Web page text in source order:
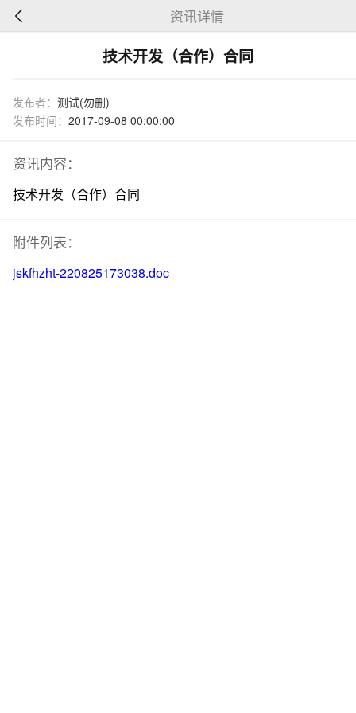
资讯详情
技术开发（合作）合同
发布者： 测试(勿删)
发布时间： 2017-09-08 00:00:00
资讯内容：
技术开发（合作）合同
附件列表：
jskfhzht-220825173038.doc